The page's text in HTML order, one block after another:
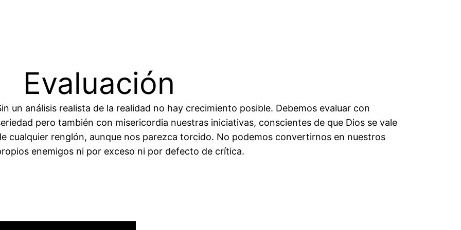
Evaluación
un análisis realista de la realidad no hay crecimiento posible. Debemos evaluar con
pero también con misericordia nuestras iniciativas, conscientes de que Dios se vale
cualquier renglón, aunque nos parezca torcido. No podemos convertirnos en nuestros
enemigos ni por exceso ni por defecto de crítica.